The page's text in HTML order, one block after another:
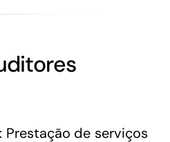
Prestação de serviços